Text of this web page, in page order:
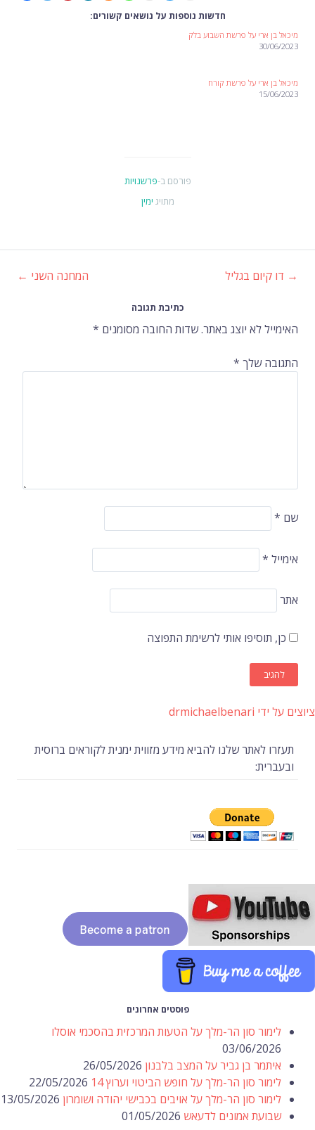
חדשות נוספות על נושאים קשורים:
מיכאל בן ארי על פרשת השבוע בלק
30/06/2023
מיכאל בן ארי על פרשת קורח
15/06/2023
פורסם ב-פרשנויות
מתויג ימין
ניווט
ברשומות
→ דו קיום בגליל המחנה השני ←
כתיבת תגובה
האימייל לא יוצג באתר.שדות החובה מסומנים *
התגובה שלך *
שם *
אימייל *
אתר
כן, תוסיפו אותי לרשימת התפוצה
ציוצים על ידי drmichaelbenari
תעזרו לאתר שלנו להביא מידע מזווית ימנית לקוראים ברוסית
ובעברית:
פוסטים אחרונים
לימור סון הר-מלך על הטעות המרכזית בהסכמי אוסלו
03/06/2026
איתמר בן גביר על המצב בלבנון 26/05/2026
לימור סון הר-מלך על חופש הביטוי וערוץ 14
22/05/2026
לימור סון הר-מלך על אויבים בכבישי יהודה ושומרון 13/05/2026
שבועת אמונים לדעאש 01/05/2026